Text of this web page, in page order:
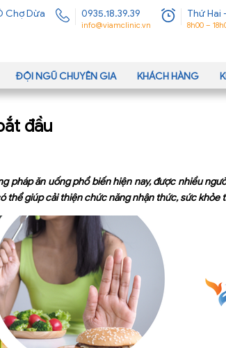
Chợ Dừa 0935.18.39.39
info@viamclinic.vn
Thứ Hai
8h00 –
ĐỘI NGŨ CHUYÊN GIA KHÁCH HÀNG
đầu
pháp ăn uống phổ biến hiện nay, được nhiều
thể giúp cải thiện chức năng nhận thức, sức khỏe